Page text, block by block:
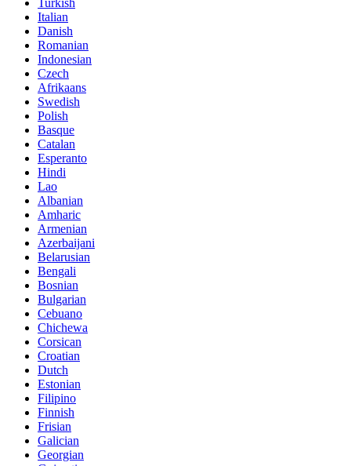
Italian
Danish
Romanian
Indonesian
Czech
Afrikaans
Swedish
Polish
Basque
Catalan
Esperanto
Hindi
Lao
Albanian
Amharic
Armenian
Azerbaijani
Belarusian
Bengali
Bosnian
Bulgarian
Cebuano
Chichewa
Corsican
Croatian
Dutch
Estonian
Filipino
Finnish
Frisian
Galician
Georgian